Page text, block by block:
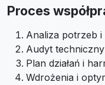
Proces
Analiza potrzeb i
Audyt
Plan działań i
Wdrożenia i